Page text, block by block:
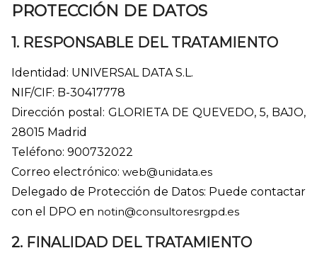
PROTECCIÓN DE DATOS
1. RESPONSABLE DEL TRATAMIENTO
Identidad: UNIVERSAL DATA S.L.
NIF/CIF: B-30417778
Dirección postal: GLORIETA DE QUEVEDO, 5, BAJO,
28015 Madrid
Teléfono: 900732022
Correo electrónico: web@unidata.es
Delegado de Protección de Datos: Puede contactar
con el DPO en notin@consultoresrgpd.es
2. FINALIDAD DEL TRATAMIENTO